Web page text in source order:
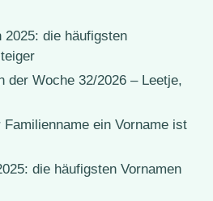
2025: die häufigsten
der Woche 32/2026 – Leetje,
Familienname ein Vorname ist
die häufigsten Vornamen